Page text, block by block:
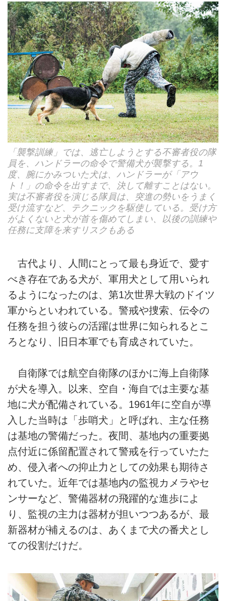
「襲撃訓練」では、逃亡しようとする不審者役の隊
員を、ハンドラーの命令で警備犬が襲撃する。1
度、腕にかみついた犬は、ハンドラーが「アウ
ト！」の命令を出すまで、決して離すことはない。
実は不審者役を演じる隊員は、突進の勢いをうまく
受け流すなど、テクニックを駆使している。受け方
がよくないと犬が首を傷めてしまい、以後の訓練や
任務に支障を来すリスクもある
古代より、人間にとって最も身近で、愛す
べき存在である犬が、軍用犬として用いられ
るようになったのは、第1次世界大戦のドイツ
軍からといわれている。警戒や捜索、伝令の
任務を担う彼らの活躍は世界に知られるとこ
ろとなり、旧日本軍でも育成されていた。
自衛隊では航空自衛隊のほかに海上自衛隊
が犬を導入。以来、空自・海自では主要な基
地に犬が配備されている。1961年に空自が導
入した当時は「歩哨犬」と呼ばれ、主な任務
は基地の警備だった。夜間、基地内の重要拠
点付近に係留配置されて警戒を行っていたた
め、侵入者への抑止力としての効果も期待さ
れていた。近年では基地内の監視カメラやセ
ンサーなど、警備器材の飛躍的な進歩によ
り、監視の主力は器材が担いつつあるが、最
新器材が補えるのは、あくまで犬の番犬とし
ての役割だけだ。